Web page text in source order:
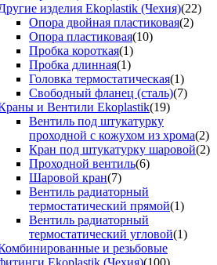
изделия Ekoplastik (Чехия)(22)
Опора двойная пластиковая(2)
Опора пластиковая(10)
Пробка короткая(1)
Пробка длинная(1)
Головка термостатическая(1)
Свободный фланец (сталь)(7)
и Вентили Ekoplastik(19)
Вентиль под штукатурку
проходной с кожухом из хрома(2)
Кран под штукатурку шаровой(2)
Проходной вентиль(6)
Шаровой кран(7)
Вентиль радиаторный
термостатический прямой(1)
Вентиль радиаторный
термостатический угловой(1)
и резьбовые
Ekoplastik (Чехия)(100)